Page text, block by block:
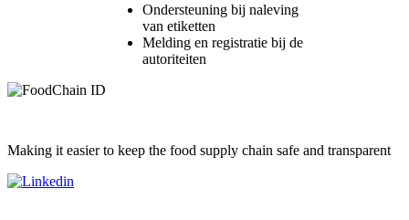
Ondersteuning bij naleving
van etiketten
Melding en registratie bij de
autoriteiten
Making it easier to keep the food supply chain safe and transparent